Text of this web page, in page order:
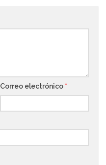
Correo electrónico *